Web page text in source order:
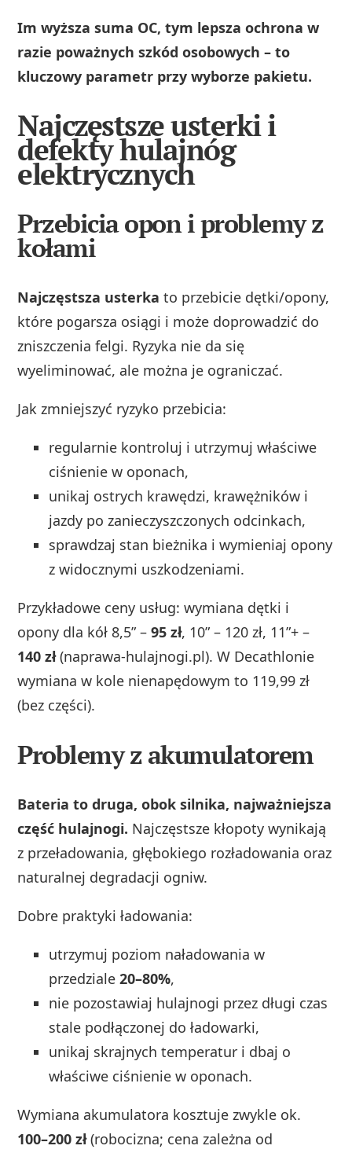
Im wyższa suma OC, tym lepsza ochrona w
razie poważnych szkód osobowych – to
kluczowy parametr przy wyborze pakietu.
Najczęstsze usterki i
defekty hulajnóg
elektrycznych
Przebicia opon i problemy z
kołami
Najczęstsza usterka to przebicie dętki/opony,
które pogarsza osiągi i może doprowadzić do
zniszczenia felgi. Ryzyka nie da się
wyeliminować, ale można je ograniczać.
Jak zmniejszyć ryzyko przebicia:
regularnie kontroluj i utrzymuj właściwe
ciśnienie w oponach,
unikaj ostrych krawędzi, krawężników i
jazdy po zanieczyszczonych odcinkach,
sprawdzaj stan bieżnika i wymieniaj opony
z widocznymi uszkodzeniami.
Przykładowe ceny usług: wymiana dętki i
opony dla kół 8,5” –95 zł, 10” – 120 zł, 11”+ –
140 zł(naprawa-hulajnogi.pl). W Decathlonie
wymiana w kole nienapędowym to 119,99 zł
(bez części).
Problemy z akumulatorem
Bateria to druga, obok silnika, najważniejsza
część hulajnogi. Najczęstsze kłopoty wynikają
z przeładowania, głębokiego rozładowania oraz
naturalnej degradacji ogniw.
Dobre praktyki ładowania:
utrzymuj poziom naładowania w
przedziale20–80%,
nie pozostawiaj hulajnogi przez długi czas
stale podłączonej do ładowarki,
unikaj skrajnych temperatur i dbaj o
właściwe ciśnienie w oponach.
Wymiana akumulatora kosztuje zwykle ok.
100–200 zł(robocizna; cena zależna od